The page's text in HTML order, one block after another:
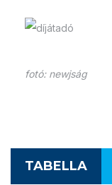
fotó: newjság
TABELLA